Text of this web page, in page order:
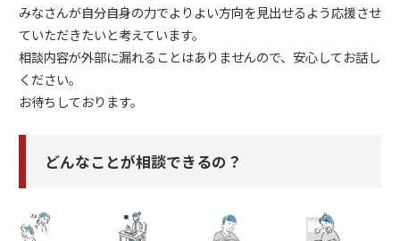
みなさんが自分自身の力でよりよい方向を見出せるよう応援させ
ていただきたいと考えています。
相談内容が外部に漏れることはありませんので、安心してお話し
ください。
お待ちしております。
どんなことが相談できるの？